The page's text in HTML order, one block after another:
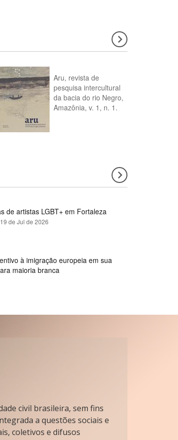
Aru, revista de
pesquisa intercultural
da bacia do rio Negro,
Amazônia, v. 1, n. 1.
de artistas LGBT+ em Fortaleza
19 de Jul de 2026
à imigração europeia em sua
maioria branca
civil brasileira, sem fins
a questões sociais e
coletivos e difusos